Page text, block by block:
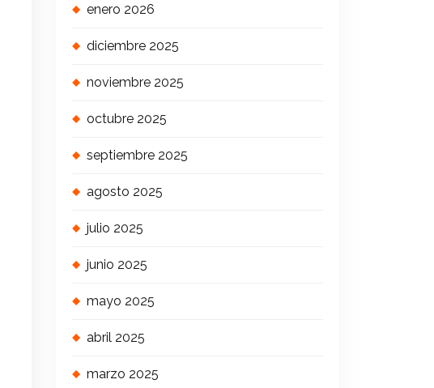
enero 2026
diciembre 2025
noviembre 2025
octubre 2025
septiembre 2025
agosto 2025
julio 2025
junio 2025
mayo 2025
abril 2025
marzo 2025